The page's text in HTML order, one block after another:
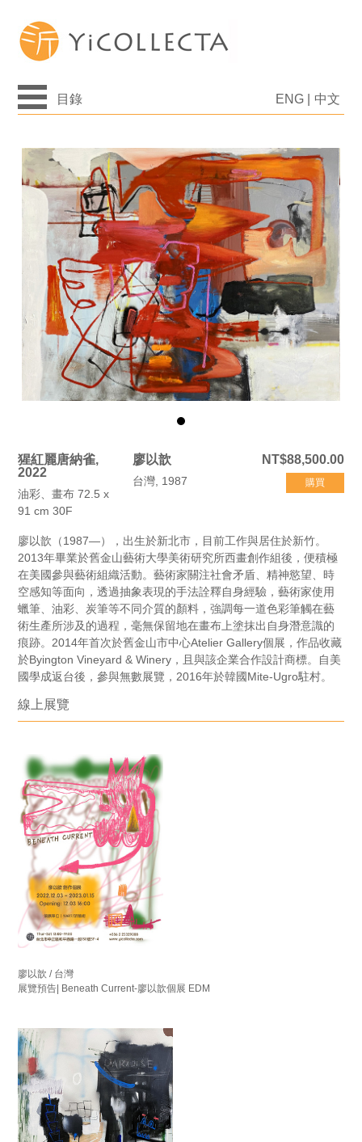
目錄 ENG 中文
猩紅麗唐納雀,
2022
油彩、畫布 72.5 x
91 cm 30F
廖以歆
台灣, 1987
NT$88,500.00
購買
廖以歆（1987—），出生於新北市，目前工作與居住於新竹。
2013年畢業於舊金山藝術大學美術研究所西畫創作組後，便積極
在美國參與藝術組織活動。藝術家關注社會矛盾、精神慾望、時
空感知等面向，透過抽象表現的手法詮釋自身經驗，藝術家使用
蠟筆、油彩、炭筆等不同介質的顏料，強調每一道色彩筆觸在藝
術生產所涉及的過程，毫無保留地在畫布上塗抹出自身潛意識的
痕跡。2014年首次於舊金山市中心Atelier Gallery個展，作品收藏
於Byington Vineyard & Winery，且與該企業合作設計商標。自美
國學成返台後，參與無數展覽，2016年於韓國Mite-Ugro駐村。
線上展覽
廖以歆 / 台灣
展覽預告| Beneath Current-廖以歆個展 EDM